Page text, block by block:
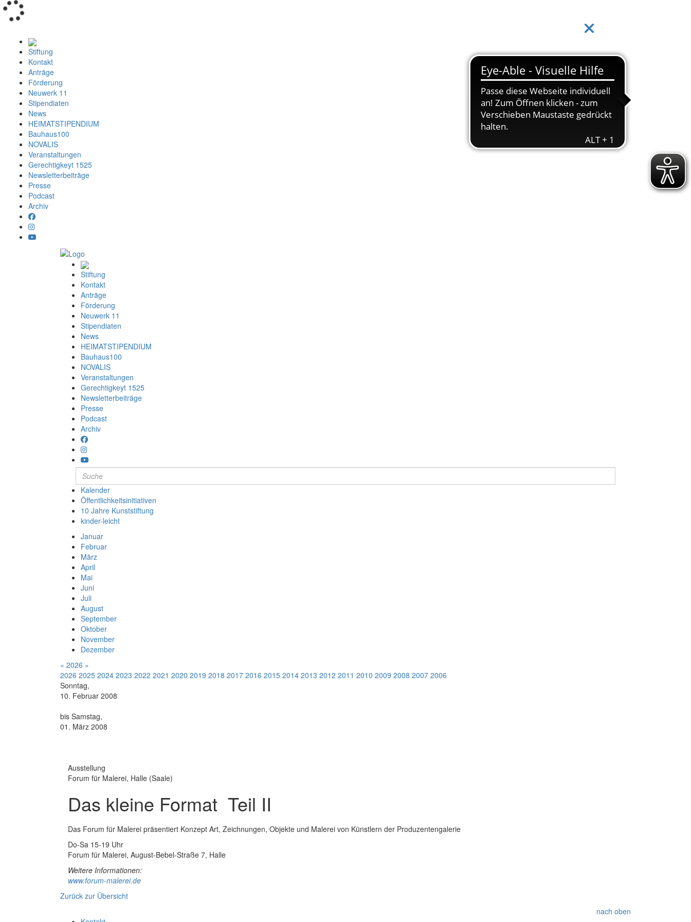
Stiftung
Kontakt
Anträge
Förderung
Neuwerk 11
Stipendiaten
News
HEIMATSTIPENDIUM
Bauhaus100
NOVALIS
Veranstaltungen
Gerechtigkeyt 1525
Newsletterbeiträge
Presse
Podcast
Archiv
Stiftung
Kontakt
Anträge
Förderung
Neuwerk 11
Stipendiaten
News
HEIMATSTIPENDIUM
Bauhaus100
NOVALIS
Veranstaltungen
Gerechtigkeyt 1525
Newsletterbeiträge
Presse
Podcast
Archiv
Kalender
Öffentlichkeitsinitiativen
10 Jahre Kunststiftung
kinder-leicht
Januar
Februar
März
April
Mai
Juni
Juli
August
September
Oktober
November
Dezember
« 2026 »
2026 2025 2024 2023 2022 2021 2020 2019 2018 2017 2016 2015 2014 2013 2012 2011 2010 2009 2008 2007 2006
Sonntag,
10. Februar 2008
bis Samstag,
01. März 2008
Ausstellung
Forum für Malerei, Halle (Saale)
Das kleine Format  Teil II
Das Forum für Malerei präsentiert Konzept Art, Zeichnungen, Objekte und Malerei von Künstlern der Produzentengalerie
Do-Sa 15-19 Uhr
Forum für Malerei, August-Bebel-Straße 7, Halle
Weitere Informationen:
www.forum-malerei.de
Zurück zur Übersicht
nach oben